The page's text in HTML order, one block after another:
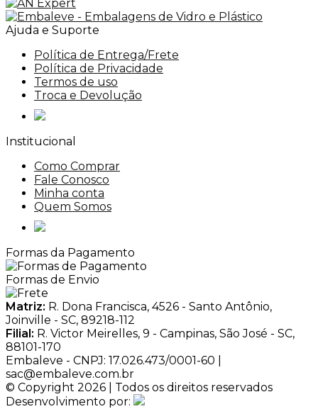
Ajuda e Suporte
Política de Entrega/Frete
Política de Privacidade
Termos de uso
Troca e Devolução
Institucional
Como Comprar
Fale Conosco
Minha conta
Quem Somos
Formas da Pagamento
Formas de Envio
Matriz: R. Dona Francisca, 4526 - Santo Antônio,
Joinville - SC, 89218-112
Filial: R. Victor Meirelles, 9 - Campinas, São José - SC,
88101-170
Embaleve - CNPJ: 17.026.473/0001-60 |
sac@embaleve.com.br
© Copyright 2026 | Todos os direitos reservados
Desenvolvimento por: